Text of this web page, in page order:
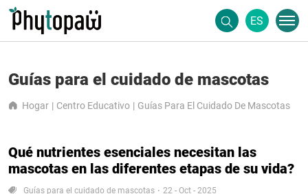
ES
Guías para el cuidado de mascotas
Hogar Centro Educativo Guías Para El Cuidado De Mascotas
Qué nutrientes esenciales necesitan las
mascotas en las diferentes etapas de su vida?
Guías para el cuidado de mascotas 22 - Oct - 2025